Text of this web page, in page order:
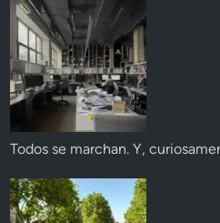
Todos se marchan. Y,